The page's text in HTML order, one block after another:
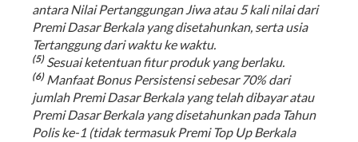
antara Nilai Pertanggungan Jiwa atau 5 kali nilai dari
Premi Dasar Berkala yang disetahunkan, serta usia
Tertanggung dari waktu ke waktu.
(5) Sesuai ketentuan fitur produk yang berlaku.
(6) Manfaat Bonus Persistensi sebesar 70% dari
jumlah Premi Dasar Berkala yang telah dibayar atau
Premi Dasar Berkala yang disetahunkan pada Tahun
Polis ke-1 (tidak termasuk Premi Top Up Berkala